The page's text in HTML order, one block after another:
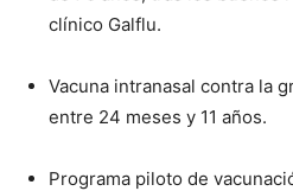
clínico Galflu.
Vacuna intranasal contra la
entre 24 meses y 11 años.
Programa piloto de